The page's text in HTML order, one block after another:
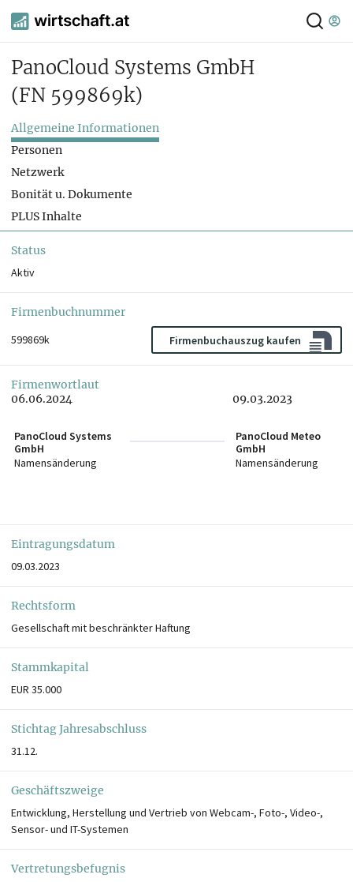
PanoCloud Systems GmbH
(FN 599869k)
Allgemeine Informationen
Personen
Netzwerk
Bonität u. Dokumente
PLUS Inhalte
Status
Aktiv
Firmenbuchnummer
599869k
Firmenbuchauszug kaufen
Firmenwortlaut
06.06.2024
PanoCloud Systems
GmbH
Namensänderung
09.03.2023
PanoCloud Meteo
GmbH
Namensänderung
Eintragungsdatum
09.03.2023
Rechtsform
Gesellschaft mit beschränkter Haftung
Stammkapital
EUR 35.000
Stichtag Jahresabschluss
31.12.
Geschäftszweige
Entwicklung, Herstellung und Vertrieb von Webcam-, Foto-, Video-,
Sensor- und IT-Systemen
Vertretungsbefugnis